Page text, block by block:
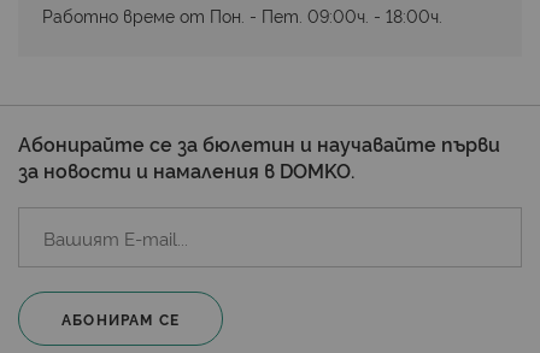
Работно време от Пон. - Пет. 09:00ч. - 18:00ч.
Абонирайте се за бюлетин и научавайте първи
за новости и намаления в DOMKO.
АБОНИРАМ СЕ